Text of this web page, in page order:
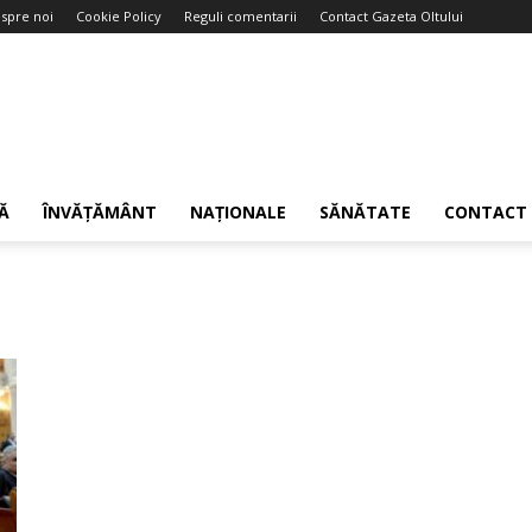
noi Cookie Policy Reguli comentarii Contact Gazeta Oltului
ÎNVĂȚĂMÂNT NAȚIONALE SĂNĂTATE CONTACT